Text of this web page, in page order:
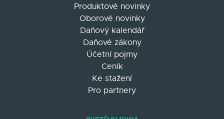
Produktové novinky
Oborové novinky
Daňový kalendář
Daňové zákony
Účetní pojmy
Ceník
Ke stažení
Pro partnery